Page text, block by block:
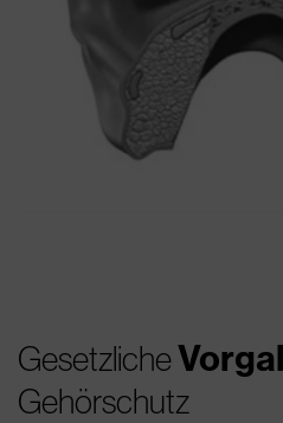
Gesetzliche
Gehörschutz